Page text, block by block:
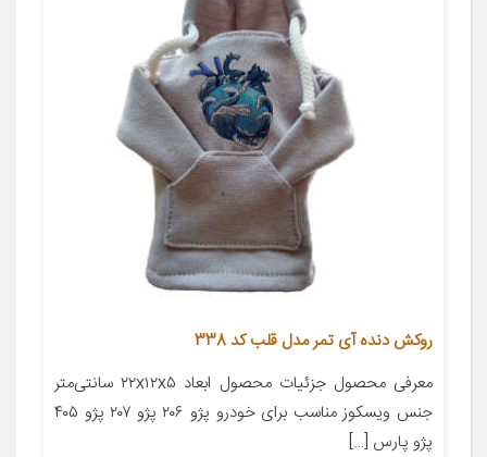
روکش دنده آی تمر مدل قلب کد 338
معرفی محصول جزئیات محصول ابعاد ۲۲x۱۲x۵ سانتی‌متر
جنس ویسکوز مناسب برای خودرو پژو ۲۰۶ پژو ۲۰۷ پژو ۴۰۵
پژو پارس […]